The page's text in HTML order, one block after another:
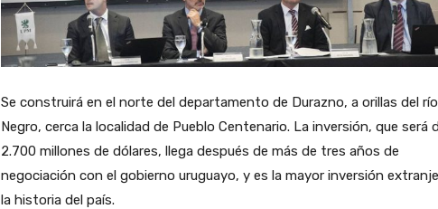
Se construirá en el norte del departamento de Durazno, a orillas del río
Negro, cerca la localidad de Pueblo Centenario. La inversión, que será
2.700 millones de dólares, llega después de más de tres años de
negociación con el gobierno uruguayo, y es la mayor inversión
la historia del país.